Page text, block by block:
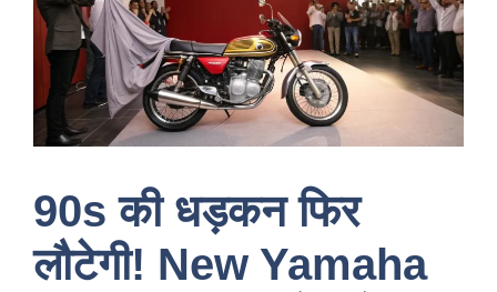
90s की धड़कन फिर
लौटेगी! New Yamaha